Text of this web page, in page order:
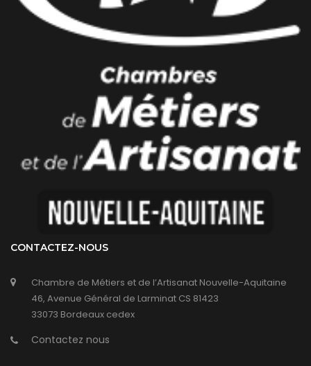
CONTACTEZ-NOUS
Chambre de Métiers et de l’Artisanat Nouvelle-Aquitaine
46, Avenue Général de Larminat CS 81423
33073 Bordeaux cedex
Contactez nous